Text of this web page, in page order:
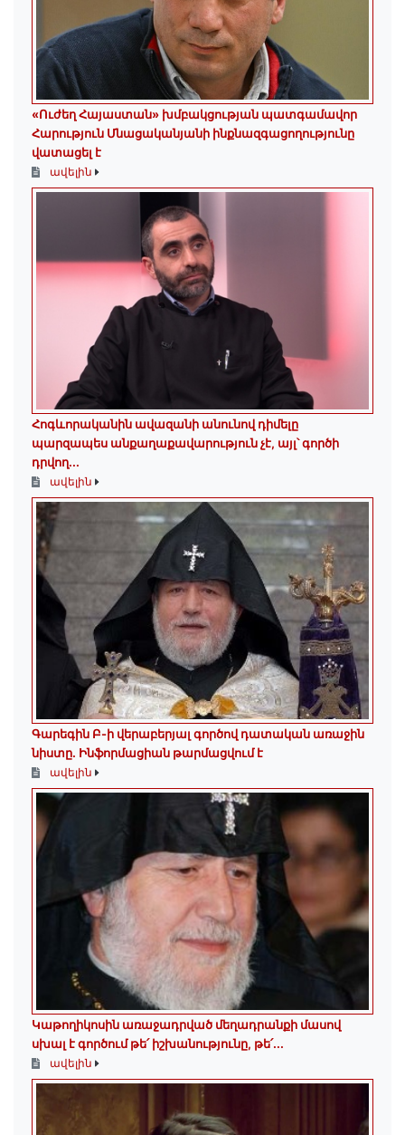
«Ուժեղ Հայաստան» խմբակցության պատգամավոր
Հարություն Մնացականյանի ինքնազգացողությունը
վատացել է
ավելին
Հոգևորականին ավազանի անունով դիմելը
պարզապես անքաղաքավարություն չէ, այլ՝ գործի
դրվող...
ավելին
Գարեգին Բ-ի վերաբերյալ գործով դատական առաջին
նիստը․ Ինֆորմացիան թարմացվում է
ավելին
Կաթողիկոսին առաջադրված մեղադրանքի մասով
սխալ է գործում թե՛ իշխանությունը, թե՛...
ավելին